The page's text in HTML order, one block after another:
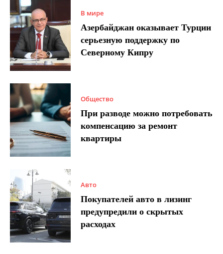
В мире
Азербайджан оказывает Турции
серьезную поддержку по
Северному Кипру
Общество
При разводе можно потребовать
компенсацию за ремонт
квартиры
Авто
Покупателей авто в лизинг
предупредили о скрытых
расходах